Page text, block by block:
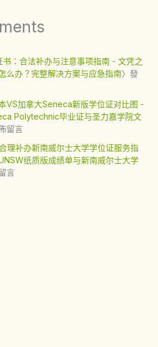
：合法补办与注意事项指南 - 文凭之
么办？完整解决方案与应急指南〉發
VS加拿大Seneca新版学位证对比图 -
Polytechnic毕业证与圣力嘉学院文
留言
理补办新南威尔士大学学位证服务指
纸质版成绩单与新南威尔士大学
言